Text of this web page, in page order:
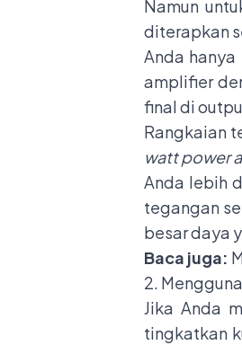
Namun
diterapkan
Anda
amplifier
final di
Rangkaian
watt power
Anda lebih
tegangan
besar daya
Baca juga:
2.
Jika Anda
tingkatkan